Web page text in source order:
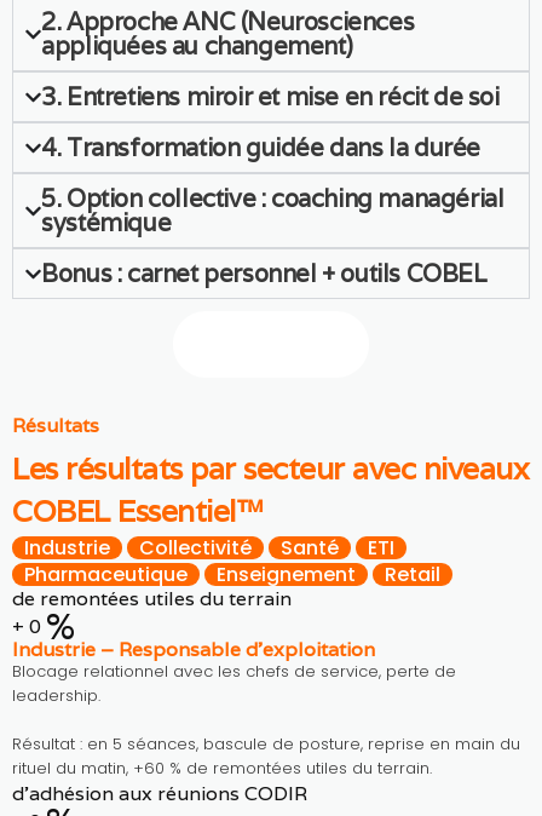
2. Approche ANC (Neurosciences
appliquées au changement)
3. Entretiens miroir et mise en récit de soi
4. Transformation guidée dans la durée
5. Option collective : coaching managérial
systémique
Bonus : carnet personnel + outils COBEL
Résultats
Les résultats par secteur avec niveaux
COBEL Essentiel™
Industrie Collectivité Santé
ETI
Pharmaceutique
Enseignement Retail
de remontées utiles du terrain
+ 0 %
Industrie – Responsable d’exploitation
Blocage relationnel avec les chefs de service, perte de
leadership.
Résultat : en 5 séances, bascule de posture, reprise en main du
rituel du matin, +60 % de remontées utiles du terrain.
d’adhésion aux réunions CODIR